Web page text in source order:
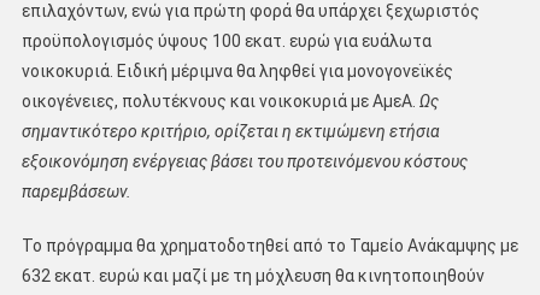
επιλαχόντων, ενώ για πρώτη φορά θα υπάρχει ξεχωριστός
προϋπολογισμός ύψους 100 εκατ. ευρώ για ευάλωτα
νοικοκυριά. Ειδική μέριμνα θα ληφθεί για μονογονεϊκές
οικογένειες, πολυτέκνους και νοικοκυριά με ΑμεΑ. Ως
σημαντικότερο κριτήριο, ορίζεται η εκτιμώμενη ετήσια
εξοικονόμηση ενέργειας βάσει του προτεινόμενου κόστους
παρεμβάσεων.
Το πρόγραμμα θα χρηματοδοτηθεί από το Ταμείο Ανάκαμψης με
632 εκατ. ευρώ και μαζί με τη μόχλευση θα κινητοποιηθούν